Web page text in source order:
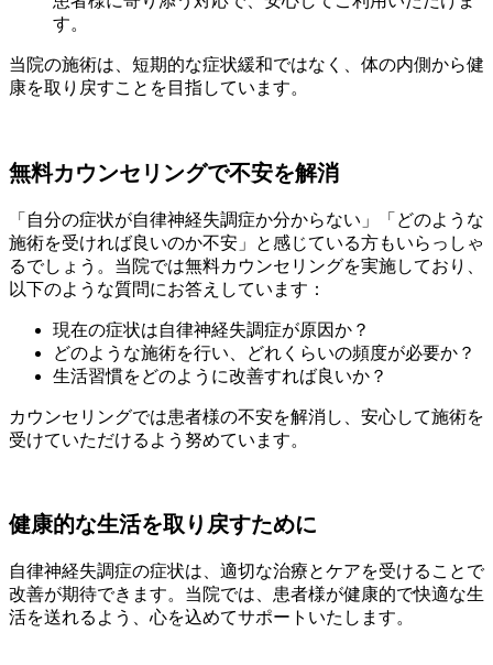
す。
当院の施術は、短期的な症状緩和ではなく、体の内側から健
康を取り戻すことを目指しています。
無料カウンセリングで不安を解消
「自分の症状が自律神経失調症か分からない」「どのような
施術を受ければ良いのか不安」と感じている方もいらっしゃ
るでしょう。当院では無料カウンセリングを実施しており、
以下のような質問にお答えしています：
現在の症状は自律神経失調症が原因か？
どのような施術を行い、どれくらいの頻度が必要か？
生活習慣をどのように改善すれば良いか？
カウンセリングでは患者様の不安を解消し、安心して施術を
受けていただけるよう努めています。
健康的な生活を取り戻すために
自律神経失調症の症状は、適切な治療とケアを受けることで
改善が期待できます。当院では、患者様が健康的で快適な生
活を送れるよう、心を込めてサポートいたします。